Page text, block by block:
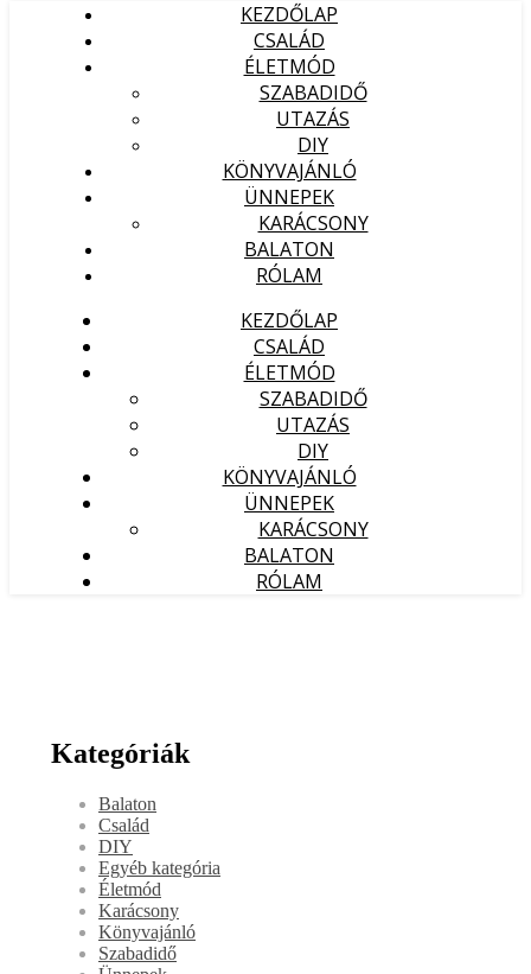
KEZDŐLAP
CSALÁD
ÉLETMÓD
SZABADIDŐ
UTAZÁS
DIY
KÖNYVAJÁNLÓ
ÜNNEPEK
KARÁCSONY
BALATON
RÓLAM
KEZDŐLAP
CSALÁD
ÉLETMÓD
SZABADIDŐ
UTAZÁS
DIY
KÖNYVAJÁNLÓ
ÜNNEPEK
KARÁCSONY
BALATON
RÓLAM
Kategóriák
Balaton
Család
DIY
Egyéb kategória
Életmód
Karácsony
Könyvajánló
Szabadidő